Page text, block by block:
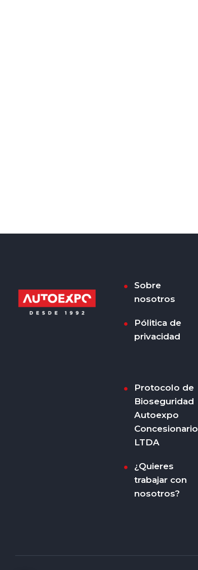
Sobre
nosotros
Pólitica de
privacidad
Protocolo de
Bioseguridad
Autoexpo
Concesionario
LTDA
¿Quieres
trabajar con
nosotros?